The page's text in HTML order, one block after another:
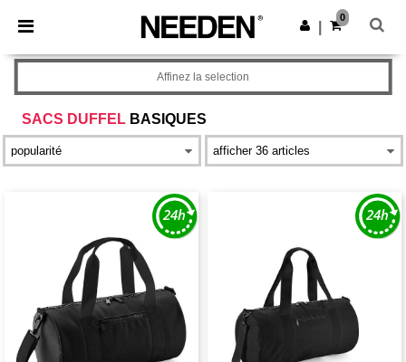
× Appli Needen
Meilleurs prix sur l’app !
Obtenir l'appli
0
SACS DUFFEL BASIQUES
Affinez la selection